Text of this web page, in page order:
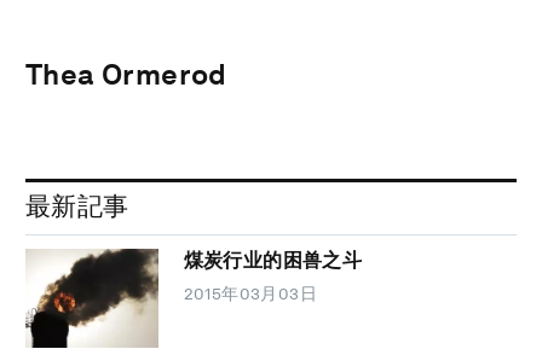
Thea Ormerod
最新記事
煤炭行业的困兽之斗
2015年03月03日